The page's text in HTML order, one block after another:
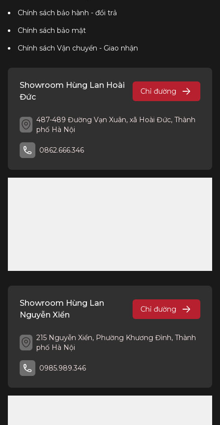
Chính sách bảo hành - đổi trả
Chính sách bảo mật
Chính sách Vận chuyển - Giao nhận
Showroom Hùng Lan Hoài
Đức
Chỉ đường
487-489 Đường Vạn Xuân, xã Hoài Đức, Thành
phố Hà Nội
0862.666.346
Showroom Hùng Lan
Nguyễn Xiển
Chỉ đường
215 Nguyễn Xiển, Phường Khương Đình, Thành
phố Hà Nội
0985.989.346